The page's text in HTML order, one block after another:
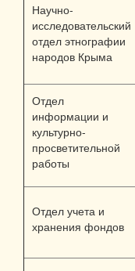
Научно-
исследовательский
отдел этнографии
народов Крыма
Отдел
информации и
культурно-
просветительной
работы
Отдел учета и
хранения фондов